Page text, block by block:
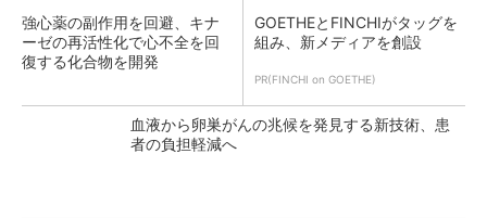
強心薬の副作用を回避、キナ
ーゼの再活性化で心不全を回
復する化合物を開発
GOETHEとFINCHIがタッグを
組み、新メディアを創設
PR(FINCHI on GOETHE)
血液から卵巣がんの兆候を発見する新技術、患
者の負担軽減へ